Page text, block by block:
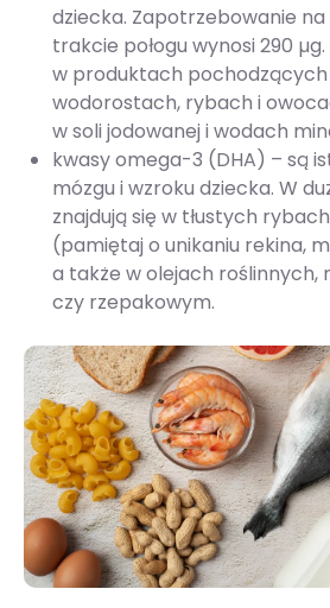
dziecka. Zapotrzebowanie na
trakcie połogu wynosi 290
w produktach pochodzących
wodorostach, rybach i
w soli jodowanej i wodach
kwasy omega-3 (DHA) – są
mózgu i wzroku dziecka. W
znajdują się w tłustych
(pamiętaj o unikaniu rekina,
a także w olejach roślinnych,
czy rzepakowym​​​​.